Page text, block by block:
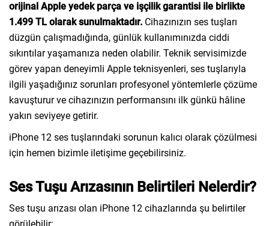
orijinal Apple yedek parça ve işçilik garantisi ile birlikte
1.499 TL olarak sunulmaktadır. Cihazınızın ses tuşları
düzgün çalışmadığında, günlük kullanımınızda ciddi
sıkıntılar yaşamanıza neden olabilir. Teknik servisimizde
görev yapan deneyimli Apple teknisyenleri, ses tuşlarıyla
ilgili yaşadığınız sorunları profesyonel yöntemlerle çözüme
kavuşturur ve cihazınızın performansını ilk günkü hâline
yakın seviyeye getirir.
iPhone 12 ses tuşlarındaki sorunun kalıcı olarak çözülmesi
için hemen bizimle iletişime geçebilirsiniz.
Ses Tuşu Arızasının Belirtileri Nelerdir?
Ses tuşu arızası olan iPhone 12 cihazlarında şu belirtiler